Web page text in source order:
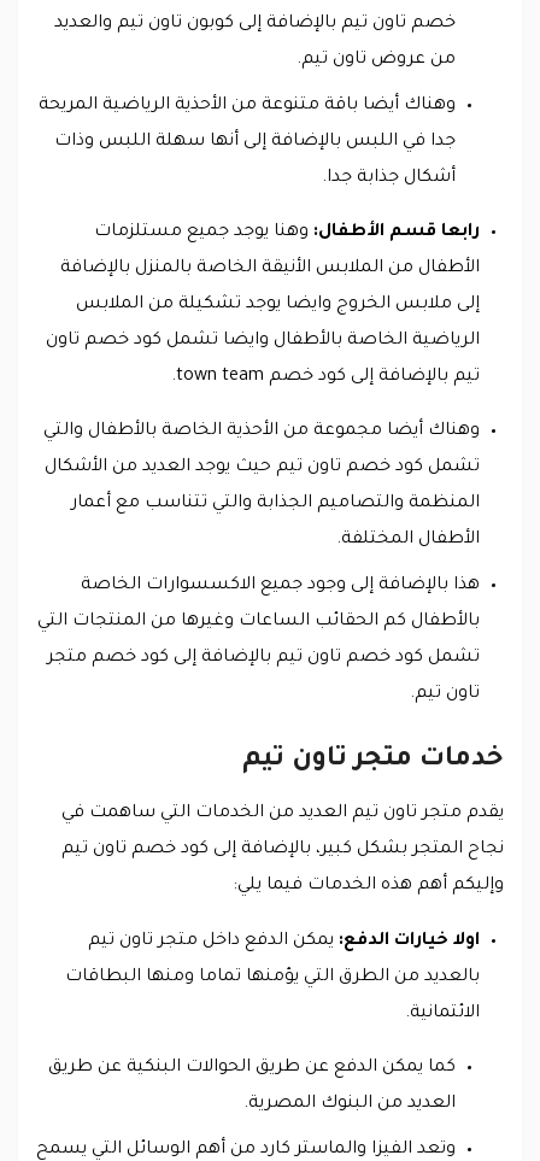
خصم تاون تيم بالإضافة إلى كوبون تاون تيم والعديد
من عروض تاون تيم.
وهناك أيضا باقة متنوعة من الأحذية الرياضية المريحة
جدا في اللبس بالإضافة إلى أنها سهلة اللبس وذات
أشكال جذابة جدا.
رابعا قسم الأطفال: وهنا يوجد جميع مستلزمات
الأطفال من الملابس الأنيقة الخاصة بالمنزل بالإضافة
إلى ملابس الخروج وايضا يوجد تشكيلة من الملابس
الرياضية الخاصة بالأطفال وايضا تشمل كود خصم تاون
تيم بالإضافة إلى كود خصم town team.
وهناك أيضا مجموعة من الأحذية الخاصة بالأطفال والتي
تشمل كود خصم تاون تيم حيث يوجد العديد من الأشكال
المنظمة والتصاميم الجذابة والتي تتناسب مع أعمار
الأطفال المختلفة.
هذا بالإضافة إلى وجود جميع الاكسسوارات الخاصة
بالأطفال كم الحقائب الساعات وغيرها من المنتجات التي
تشمل كود خصم تاون تيم بالإضافة إلى كود خصم متجر
تاون تيم.
خدمات متجر تاون تيم
يقدم متجر تاون تيم العديد من الخدمات التي ساهمت في
نجاح المتجر بشكل كبير، بالإضافة إلى كود خصم تاون تيم
وإليكم أهم هذه الخدمات فيما يلي:
اولا خيارات الدفع: يمكن الدفع داخل متجر تاون تيم
بالعديد من الطرق التي يؤمنها تماما ومنها البطاقات
الائتمانية.
كما يمكن الدفع عن طريق الحوالات البنكية عن طريق
العديد من البنوك المصرية.
وتعد الفيزا والماستر كارد من أهم الوسائل التي يسمح